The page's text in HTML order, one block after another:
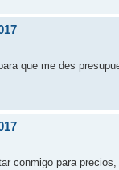
que me des
conmigo para